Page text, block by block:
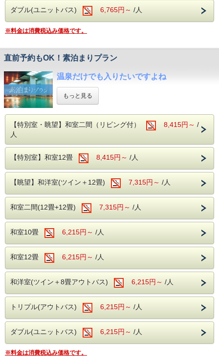
＜オススメの観光施設＞
谷川岳ヨッホ
当館から車で約10分
展望台のカフェで一休みしたら、
2000m級の山々を眺めながら虹さんぽロードを
のんびり歩く。
名物山グルメ・谷川岳パングラタンや
岩場を望むサイクリングなど、
山を楽しむ出会いが待っています。
道の駅 水紀行館
当館からお車で約10分
売店横丁や清流公園でみなかみの特産、
原田農園
当館からお車で約50分
各季節ごとの果物狩りはもちろん、
ジャム作りや売店も充実している
・ロビー：開けた窓より、湯檜曽の景色に
疲れを癒してください。
・全室Wifi完備：お部屋でのPC作業や動画視聴も
快適にご利用いただけます。
＜オススメの観光施設＞
当館から車で約10分
ロープウェイとリフトで上ると、
そこは標高1500mの別天地。
展望台のカフェで一休みしたら、
のんびり歩く。
名物山グルメ・谷川岳パングラタンや
山を楽しむ出会いが待っています。
道の駅 水紀行館
当館からお車で約10分
売店横丁や清流公園でみなかみの特産、
自然を体験できる最寄りの道の駅です。
原田農園
当館からお車で約50分
ジャム作りや売店も充実している
農園でございます。
ダブル(ユニットバス) 6,765円～ /人
※料金は消費税込み価格です。
直前予約もOK！素泊まりプラン
温泉だけでも入りたいですよね
翌朝は早朝から動きたいから朝食はいらない。
そんなお客様のためにご用意いたしました。
素泊まりプラン！！
素泊まりならチェックインが遅くなっても、
翌朝の出発が早くても安心。
お食事は近隣の食事処で済ませて、
観光やお仕事など、時間をより有意義に使えます。
観光やお仕事で疲れた体を
ホテル湯の陣は・・・
大自然に囲まれ情緒にあふれた湯檜曽温泉。
滾々と湧き出る源泉は心身を柔らかく包みます。
保温・保湿効果に優れており、
疲労回復や関節痛、冷え性に効能が望めます。
体の芯からご実感くださいませ。
＜館内施設（無料サービス）＞
・ロビー：開けた窓より、湯檜曽の景色に
疲れを癒してください。
快適にご利用いただけます。
もっと見る
【特別室・眺望】和室二間（リビング付） 8,415円～ /
人
【特別室】和室12畳 8,415円～ /人
【眺望】和洋室(ツイン＋12畳) 7,315円～ /人
和室二間(12畳+12畳) 7,315円～ /人
和室10畳 6,215円～ /人
和室12畳 6,215円～ /人
和洋室(ツイン＋8畳アウトバス) 6,215円～ /人
トリプル(アウトバス) 6,215円～ /人
ダブル(ユニットバス) 6,215円～ /人
※料金は消費税込み価格です。